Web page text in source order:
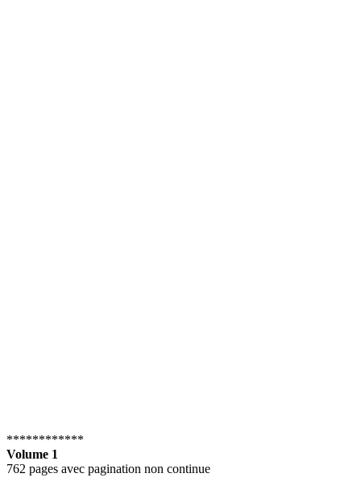
************
Volume 1
762 pages avec pagination non continue